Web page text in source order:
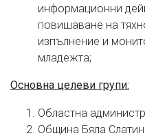
информационни
повишаване на
изпълнение и
младежта;
Основна целеви групи:
Областна
Община Бяла